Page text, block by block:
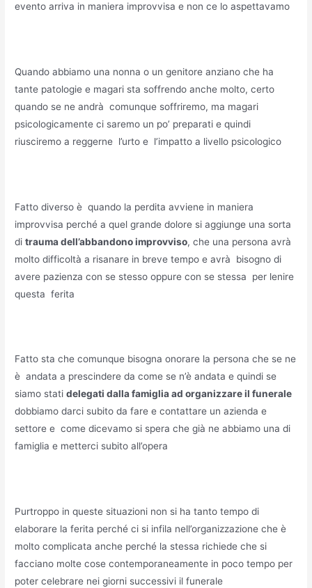
evento arriva in maniera improvvisa e non ce lo aspettavamo
Quando abbiamo una nonna o un genitore anziano che ha
tante patologie e magari sta soffrendo anche molto, certo
quando se ne andrà comunque soffriremo, ma magari
psicologicamente ci saremo un po’ preparati e quindi
riusciremo a reggerne l’urto e l’impatto a livello psicologico
Fatto diverso è quando la perdita avviene in maniera
improvvisa perché a quel grande dolore si aggiunge una sorta
ditrauma dell’abbandono improvviso, che una persona avrà
molto difficoltà a risanare in breve tempo e avrà bisogno di
avere pazienza con se stesso oppure con se stessa per lenire
questa ferita
Fatto sta che comunque bisogna onorare la persona che se ne
è andata a prescindere da come se n’è andata e quindi se
siamo statidelegati dalla famiglia ad organizzare il funerale
dobbiamo darci subito da fare e contattare un azienda e
settore e come dicevamo si spera che già ne abbiamo una di
famiglia e metterci subito all’opera
Purtroppo in queste situazioni non si ha tanto tempo di
elaborare la ferita perché ci si infila nell’organizzazione che è
molto complicata anche perché la stessa richiede che si
facciano molte cose contemporaneamente in poco tempo per
poter celebrare nei giorni successivi il funerale